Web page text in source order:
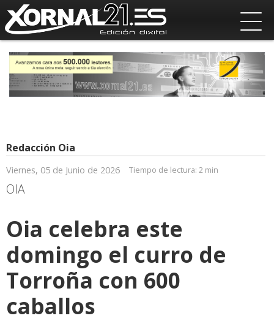
Redacción Oia
Viernes, 05 de Junio de 2026 Tiempo de lectura: 2 min
OIA
Oia celebra este
domingo el curro de
Torroña con 600
caballos